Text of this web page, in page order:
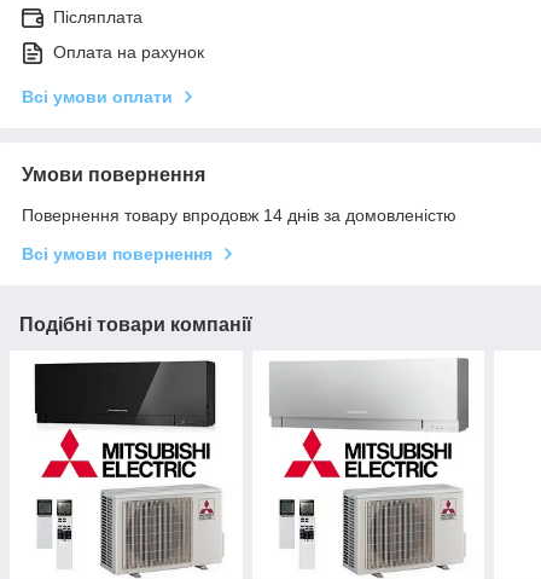
Післяплата
Оплата на рахунок
Всі умови оплати
Умови повернення
Повернення товару впродовж 14 днів за домовленістю
Всі умови повернення
Подібні товари компанії